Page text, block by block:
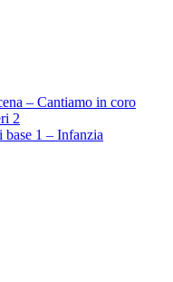
– Cantiamo in coro
2
1 – Infanzia